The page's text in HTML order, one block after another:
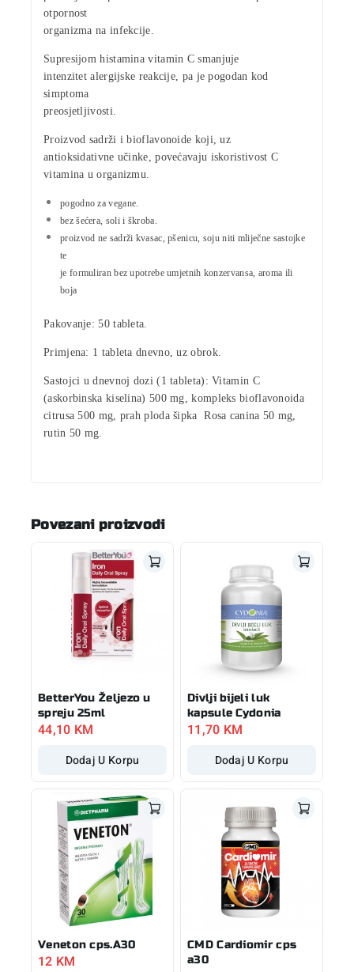
otpornost
organizma na infekcije.
Supresijom histamina vitamin Csmanjuje
intenzitet alergijske reakcije, pa je pogodan kod
simptoma
preosjetljivosti.
Proizvod sadrži i bioflavonoide koji, uz
antioksidativne učinke, povećavaju iskoristivost C
vitamina u organizmu.
pogodno za vegane.
bez šećera, soli i škroba.
proizvod ne sadrži kvasac, pšenicu, soju niti mliječne sastojke
te
je formuliran bez upotrebe umjetnih konzervansa, aroma ili
boja
Pakovanje:50 tableta.
Primjena: 1 tableta dnevno, uz obrok.
Sastojci u dnevnoj dozi (1 tableta):Vitamin C
(askorbinska kiselina) 500 mg, kompleksbioflavonoida
citrusa 500 mg, prah ploda šipka Rosa canina 50 mg,
rutin 50 mg.
Povezani proizvodi
BetterYou Željezo u
spreju 25ml
44,10 KM
Dodaj U Korpu
Divlji bijeli luk
kapsule Cydonia
11,70 KM
Dodaj U Korpu
Veneton cps.A30
12 KM
CMD Cardiomir cps
a30